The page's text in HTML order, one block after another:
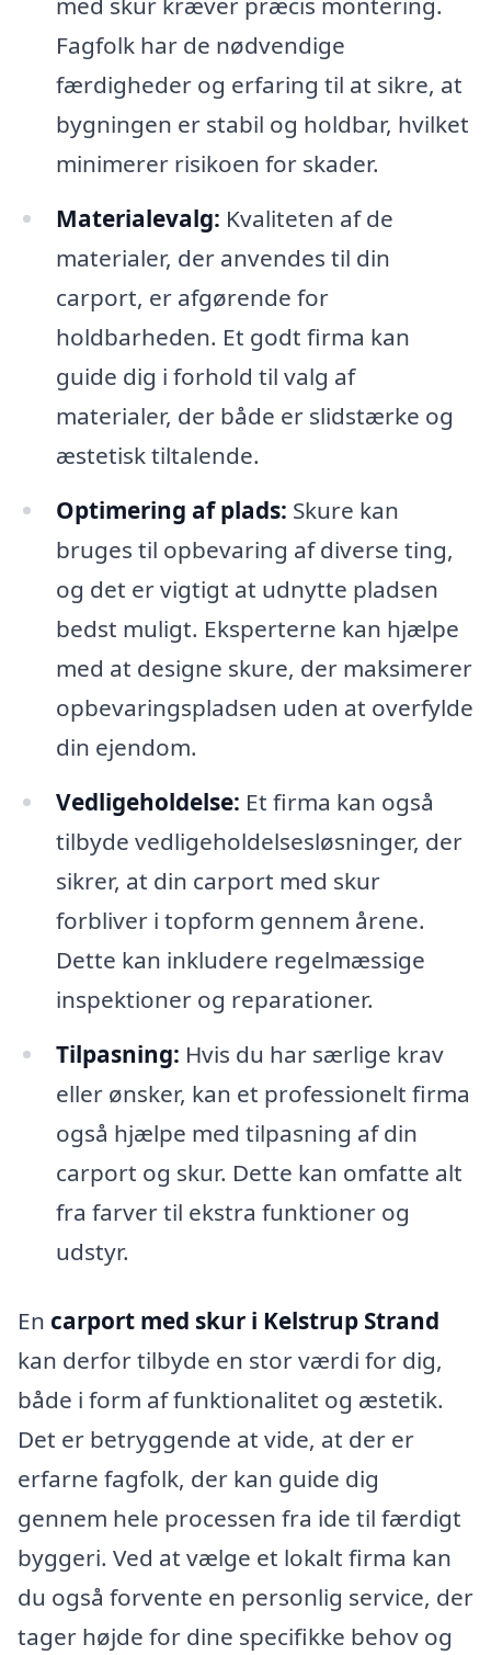
Fagfolk har de nødvendige
færdigheder og erfaring til at sikre, at
bygningen er stabil og holdbar, hvilket
minimerer risikoen for skader.
Materialevalg: Kvaliteten af de
materialer, der anvendes til din
carport, er afgørende for
holdbarheden. Et godt firma kan
guide dig i forhold til valg af
materialer, der både er slidstærke og
æstetisk tiltalende.
Optimering af plads: Skure kan
bruges til opbevaring af diverse ting,
og det er vigtigt at udnytte pladsen
bedst muligt. Eksperterne kan hjælpe
med at designe skure, der maksimerer
opbevaringspladsen uden at overfylde
din ejendom.
Vedligeholdelse: Et firma kan også
tilbyde vedligeholdelsesløsninger, der
sikrer, at din carport med skur
forbliver i topform gennem årene.
Dette kan inkludere regelmæssige
inspektioner og reparationer.
Tilpasning: Hvis du har særlige krav
eller ønsker, kan et professionelt firma
også hjælpe med tilpasning af din
carport og skur. Dette kan omfatte alt
fra farver til ekstra funktioner og
udstyr.
En carport med skur i Kelstrup Strand
kan derfor tilbyde en stor værdi for dig,
både i form af funktionalitet og æstetik.
Det er betryggende at vide, at der er
erfarne fagfolk, der kan guide dig
gennem hele processen fra ide til færdigt
byggeri. Ved at vælge et lokalt firma kan
du også forvente en personlig service, der
tager højde for dine specifikke behov og